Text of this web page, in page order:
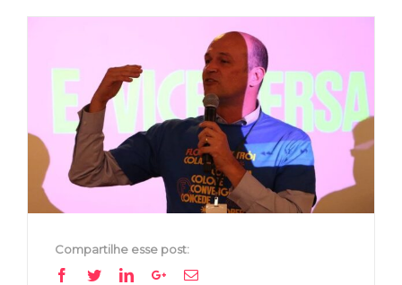
Compartilhe esse post:
Facebook
TwitterLinkedinGoogle+Email